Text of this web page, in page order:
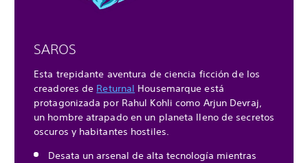
SAROS
Esta trepidante aventura de ciencia ficción de los
creadores de Returnal Housemarque está
protagonizada por Rahul Kohli como Arjun Devraj,
un hombre atrapado en un planeta lleno de secretos
oscuros y habitantes hostiles.
Desata un arsenal de alta tecnología mientras